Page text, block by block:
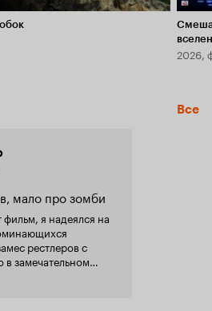
2026,
Все
мало про зомби
я надеялся на
рестлеров с
в замечательном
«Орда». Но уже
кадры из